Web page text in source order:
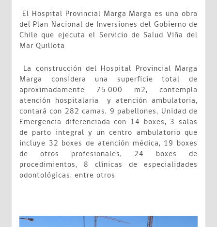
El Hospital Provincial Marga Marga es una obra
del Plan Nacional de Inversiones del Gobierno de
Chile que ejecuta el Servicio de Salud Viña del
Mar Quillota
La construcción del Hospital Provincial Marga
Marga considera una superficie total de
aproximadamente 75.000 m2, contempla
atención hospitalaria y atención ambulatoria,
contará con 282 camas, 9 pabellones, Unidad de
Emergencia diferenciada con 14 boxes, 3 salas
de parto integral y un centro ambulatorio que
incluye 32 boxes de atención médica, 19 boxes
de otros profesionales, 24 boxes de
procedimientos, 8 clínicas de especialidades
odontológicas, entre otros.